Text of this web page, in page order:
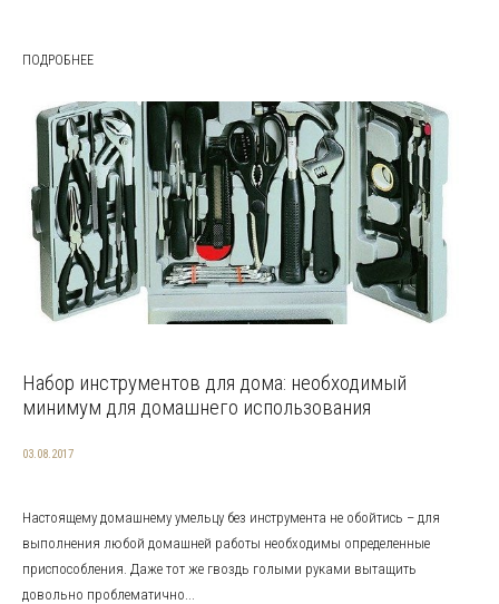
ПОДРОБНЕЕ
Набор инструментов для дома: необходимый
минимум для домашнего использования
03.08.2017
Настоящему домашнему умельцу без инструмента не обойтись – для
выполнения любой домашней работы необходимы определенные
приспособления. Даже тот же гвоздь голыми руками вытащить
довольно проблематично...